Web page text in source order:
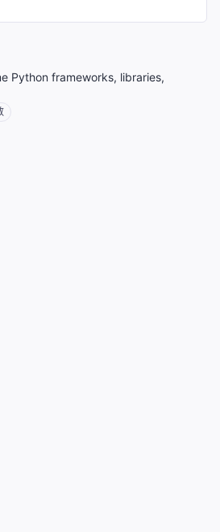
Python frameworks, libraries,